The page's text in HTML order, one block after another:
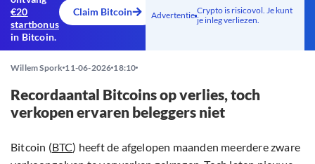
€20
startbonus
in Bitcoin.
Claim Bitcoin Advertentie Crypto is risicovol. Je kunt
je inleg verliezen.
Willem Spork 11-06-2026 18:10
Recordaantal Bitcoins op verlies, toch
verkopen ervaren beleggers niet
Bitcoin (BTC) heeft de afgelopen maanden meerdere zware